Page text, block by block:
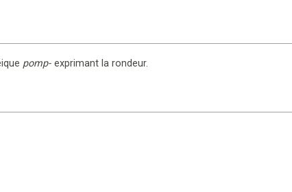
pomp- exprimant la rondeur.